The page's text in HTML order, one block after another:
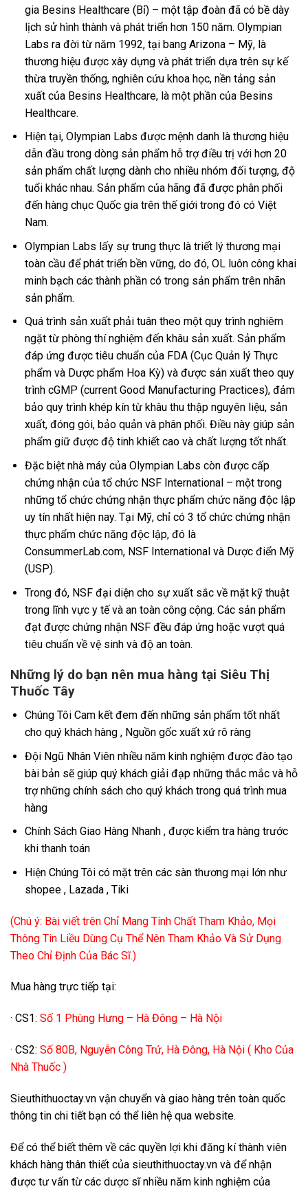
gia Besins Healthcare (Bỉ) – một tập đoàn đã có bề dày
lịch sử hình thành và phát triển hơn 150 năm. Olympian
Labs ra đời từ năm 1992, tại bang Arizona – Mỹ, là
thương hiệu được xây dựng và phát triển dựa trên sự kế
thừa truyền thống, nghiên cứu khoa học, nền tảng sản
xuất của Besins Healthcare, là một phần của Besins
Healthcare.
Hiện tại, Olympian Labs được mệnh danh là thương hiệu
dẫn đầu trong dòng sản phẩm hỗ trợ điều trị với hơn 20
sản phẩm chất lượng dành cho nhiều nhóm đối tượng, độ
tuổi khác nhau. Sản phẩm của hãng đã được phân phối
đến hàng chục Quốc gia trên thế giới trong đó có Việt
Nam.
Olympian Labs lấy sự trung thực là triết lý thương mại
toàn cầu để phát triển bền vững, do đó, OL luôn công khai
minh bạch các thành phần có trong sản phẩm trên nhãn
sản phẩm.
Quá trình sản xuất phải tuân theo một quy trình nghiêm
ngặt từ phòng thí nghiệm đến khâu sản xuất. Sản phẩm
đáp ứng được tiêu chuẩn của FDA (Cục Quản lý Thực
phẩm và Dược phẩm Hoa Kỳ) và được sản xuất theo quy
trình cGMP (current Good Manufacturing Practices), đảm
bảo quy trình khép kín từ khâu thu thập nguyên liệu, sản
xuất, đóng gói, bảo quản và phân phối. Điều này giúp sản
phẩm giữ được độ tinh khiết cao và chất lượng tốt nhất.
Đặc biệt nhà máy của Olympian Labs còn được cấp
chứng nhận của tổ chức NSF International – một trong
những tổ chức chứng nhận thực phẩm chức năng độc lập
uy tín nhất hiện nay. Tại Mỹ, chỉ có 3 tổ chức chứng nhận
thực phẩm chức năng độc lập, đó là
ConsummerLab.com, NSF International và Dược điển Mỹ
(USP).
Trong đó, NSF đại diện cho sự xuất sắc về mặt kỹ thuật
trong lĩnh vực y tế và an toàn công cộng. Các sản phẩm
đạt được chứng nhận NSF đều đáp ứng hoặc vượt quá
tiêu chuẩn về vệ sinh và độ an toàn.
Những lý do bạn nên mua hàng tại Siêu Thị
Thuốc Tây
Chúng Tôi Cam kết đem đến những sản phẩm tốt nhất
cho quý khách hàng , Nguồn gốc xuất xứ rõ ràng
Đội Ngũ Nhân Viên nhiều năm kinh nghiệm được đào tạo
bài bản sẽ giúp quý khách giải đạp những thắc mắc và hỗ
trợ những chính sách cho quý khách trong quá trình mua
hàng
Chính Sách Giao Hàng Nhanh , được kiểm tra hàng trước
khi thanh toán
Hiện Chúng Tôi có mặt trên các sàn thương mại lớn như
shopee , Lazada , Tiki
(Chú ý: Bài viết trên Chỉ Mang Tính Chất Tham Khảo, Mọi
Thông Tin Liều Dùng Cụ Thể Nên Tham Khảo Và Sử Dụng
Theo Chỉ Định Của Bác Sĩ.)
Mua hàng trực tiếp tại:
· CS1: Số 1 Phùng Hưng – Hà Đông – Hà Nội
· CS2: Số 80B, Nguyễn Công Trứ, Hà Đông, Hà Nội ( Kho Của
Nhà Thuốc )
Sieuthithuoctay.vn vận chuyển và giao hàng trên toàn quốc
thông tin chi tiết bạn có thể liên hệ qua website.
Để có thể biết thêm về các quyền lợi khi đăng kí thành viên
khách hàng thân thiết của sieuthithuoctay.vn và để nhận
được tư vấn từ các dược sĩ nhiều năm kinh nghiệm của